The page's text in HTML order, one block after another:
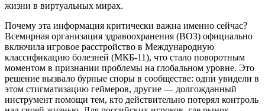
жизни в виртуальных мирах.
Почему эта информация критически важна именно сейчас?
Всемирная организация здравоохранения (ВОЗ) официально
включила игровое расстройство в Международную
классификацию болезней (МКБ-11), что стало поворотным
моментом в признании проблемы на глобальном уровне. Это
решение вызвало бурные споры в сообществе: одни увидели в
этом стигматизацию геймеров, другие — долгожданный
инструмент помощи тем, кто действительно потерял контроль